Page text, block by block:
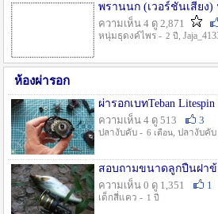
พรานนก (เวอร์ชั่นเสียง
ความเห็น 4 ดู 2,871
หนุ่มธุดงค์ไพร - 2 ปี ,
ห้องผ่ารอก
ผ่ารอกเบทTeban Litespin
ความเห็น 4 ดู 513
3
ปลางับคับ - 6 เดือน, ปลางับคับ
สอบถามขนาดลูกปืนฝาข้
ความเห็น 0 ดู 1,351
1
เด็กสี่แคว - 1 ปี